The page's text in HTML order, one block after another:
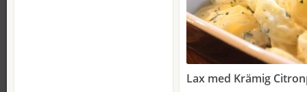
Lax med Krämig